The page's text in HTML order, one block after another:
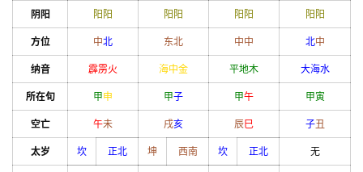
阴阳 阳 阳 阳 阳 阳 阳 阳 阳
方位 中北 东北 中中 北中
纳音 霹雳火 海中金 平地木 大海水
所在旬 甲申 甲子 甲午 甲寅
空亡 午未 戌亥 辰巳 子丑
太岁 坎 正北 坤 西南 坎 正北 无